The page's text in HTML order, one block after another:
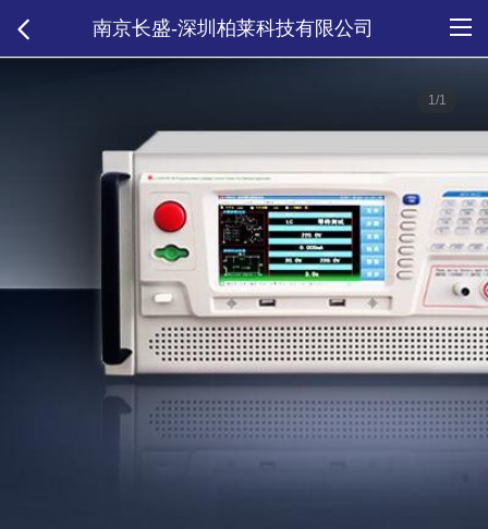
南京长盛-深圳柏莱科技有限公司
1/1